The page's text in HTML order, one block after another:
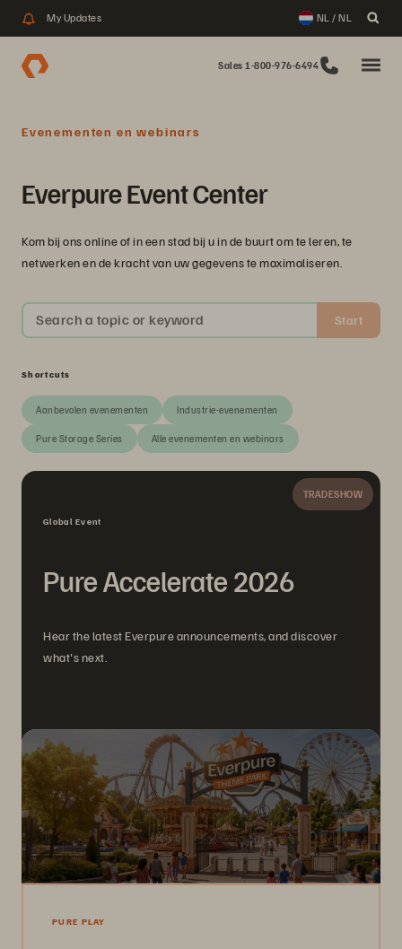
My Updates NL / NL
Sales 1-800-976-6494
Evenementen en webinars
Everpure Event Center
Kom bij ons online of in een stad bij u in de buurt om te leren, te
netwerken en de kracht van uw gegevens te maximaliseren.
Search a topic or keyword Start
Shortcuts
Aanbevolen evenementen Industrie-evenementen
Pure Storage Series Alle evenementen en webinars
TRADESHOW
Global Event
Pure Accelerate 2026
Hear the latest Everpure announcements, and discover
what's next.
PURE PLAY